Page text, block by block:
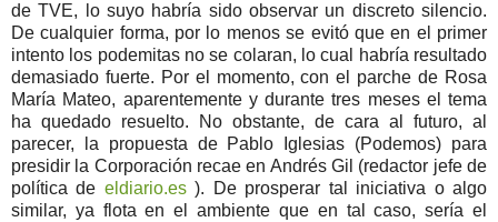
de TVE, lo suyo habría sido observar un discreto silencio.
De cualquier forma, por lo menos se evitó que en el primer
intento los podemitas no se colaran, lo cual habría resultado
demasiado fuerte. Por el momento, con el parche de Rosa
María Mateo, aparentemente y durante tres meses el tema
ha quedado resuelto. No obstante, de cara al futuro, al
parecer, la propuesta de Pablo Iglesias (Podemos) para
presidir la Corporación recae en Andrés Gil (redactor jefe de
política de eldiario.es). De prosperar tal iniciativa o algo
similar, ya flota en el ambiente que en tal caso, sería el